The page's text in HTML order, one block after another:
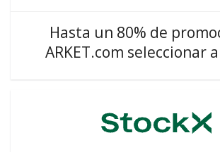
Hasta un 80% de
ARKET.com seleccionar